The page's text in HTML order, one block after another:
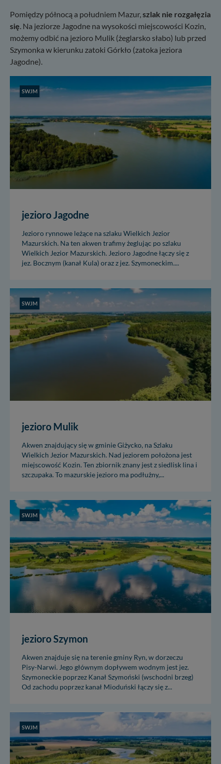
Pomiędzy północą a południem Mazur,szlak nie rozgałęzia
się. Na jeziorze Jagodne na wysokości miejscowości Kozin,
możemy odbić na jezioro Mulik (żeglarsko słabo) lub przed
Szymonka w kierunku zatoki Górkło (zatoka jeziora
Jagodne).
SWJM
jezioro Jagodne
Jezioro rynnowe leżące na szlaku Wielkich Jezior
Mazurskich. Na ten akwen trafimy żeglując po szlaku
Wielkich Jezior Mazurskich. Jezioro Jagodne łączy się z
jez. Bocznym (kanał Kula) oraz z jez. Szymoneckim....
SWJM
jezioro Mulik
Akwen znajdujący się w gminie Giżycko, na Szlaku
Wielkich Jezior Mazurskich. Nad jeziorem położona jest
miejscowość Kozin. Ten zbiornik znany jest z siedlisk lina i
szczupaka. To mazurskie jezioro ma podłużny,...
SWJM
jezioro Szymon
Akwen znajduje się na terenie gminy Ryn, w dorzeczu
Pisy-Narwi. Jego głównym dopływem wodnym jest jez.
Szymoneckie poprzez Kanał Szymoński (wschodni brzeg)
Od zachodu poprzez kanał Mioduński łączy się z...
SWJM